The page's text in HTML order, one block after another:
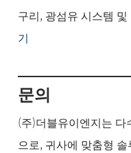
구리, 광섬유 시스템
기
문의
(주)더블유이엔지는 다
으로, 귀사에 맞춤형